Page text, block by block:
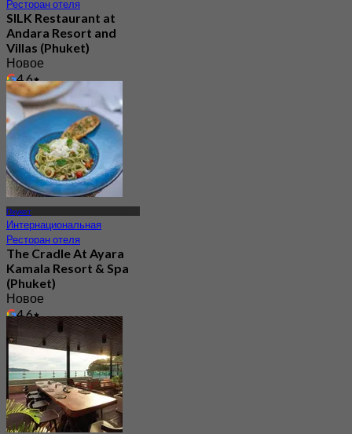
Ресторан отеля
SILK Restaurant at
Andara Resort and
Villas (Phuket)
Новое
4.6
От฿ 922.5
Пхукет
Интернациональная
Ресторан отеля
The Cradle At Ayara
Kamala Resort & Spa
(Phuket)
Новое
4.6
฿ 699.66